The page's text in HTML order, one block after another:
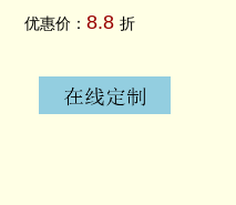
优惠价： 8.8 折